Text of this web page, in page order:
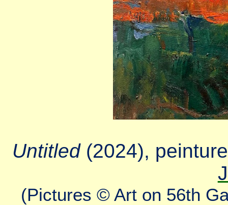
Untitled(2024),
(Pictures © Art on 56th